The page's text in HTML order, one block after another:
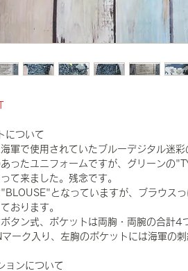
について
軍で使用されていたブルーデジタル迷
ったユニフォームですが、グリーンの
て来ました。残念です。
となっていますが、ブラウス
おります。
タン式、ポケットは両胸・両腕の合計4
ーク入り、左胸のポケットには海軍の刺
ョンについて